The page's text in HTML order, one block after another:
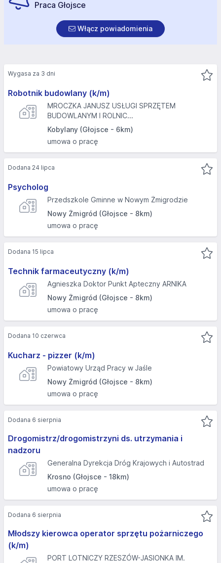
Praca Głojsce
Włącz powiadomienia
Robotnik budowlany (k/m)
MROCZKA JANUSZ USŁUGI SPRZĘTEM
BUDOWLANYM I ROLNIC...
Kobylany (Głojsce - 6km)
umowa o pracę
Wygasa za 3 dni
Psycholog
Przedszkole Gminne w Nowym Żmigrodzie
Nowy Żmigród (Głojsce - 8km)
umowa o pracę
Dodana 24 lipca
Technik farmaceutyczny (k/m)
Agnieszka Doktor Punkt Apteczny ARNIKA
Nowy Żmigród (Głojsce - 8km)
umowa o pracę
Dodana 15 lipca
Kucharz - pizzer (k/m)
Powiatowy Urząd Pracy w Jaśle
Nowy Żmigród (Głojsce - 8km)
umowa o pracę
Dodana 10 czerwca
Drogomistrz/drogomistrzyni ds. utrzymania i
nadzoru
Generalna Dyrekcja Dróg Krajowych i Autostrad
Krosno (Głojsce - 18km)
umowa o pracę
Dodana 6 sierpnia
Młodszy kierowca operator sprzętu pożarniczego
(k/m)
PORT LOTNICZY RZESZÓW-JASIONKA IM.
Dodana 6 sierpnia